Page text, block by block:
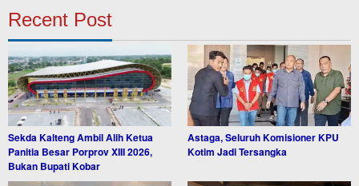
Recent Post
Sekda Kalteng Ambil Alih Ketua
Panitia Besar Porprov XIII 2026,
Bukan Bupati Kobar
Astaga, Seluruh Komisioner KPU
Kotim Jadi Tersangka